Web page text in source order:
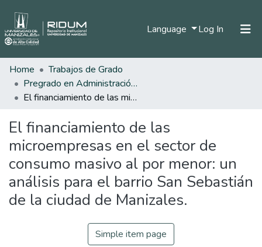
Language Log In (current)
Home
Trabajos de Grado
Pregrado en Administración de Empresas
El financiamiento de las microempresas en el sector de consumo masivo al por menor: un análisis para el barrio San Sebastián de la ciudad de Manizales.
El financiamiento de las
microempresas en el sector de
consumo masivo al por menor: un
análisis para el barrio San Sebastián
de la ciudad de Manizales.
Simple item page